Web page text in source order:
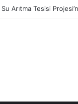
Arıtma Tesisi